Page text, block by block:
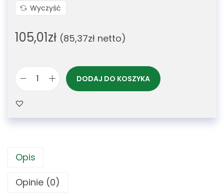
Wyczyść
105,01zł (85,37zł netto)
DODAJ DO KOSZYKA
Opis
Opinie (0)